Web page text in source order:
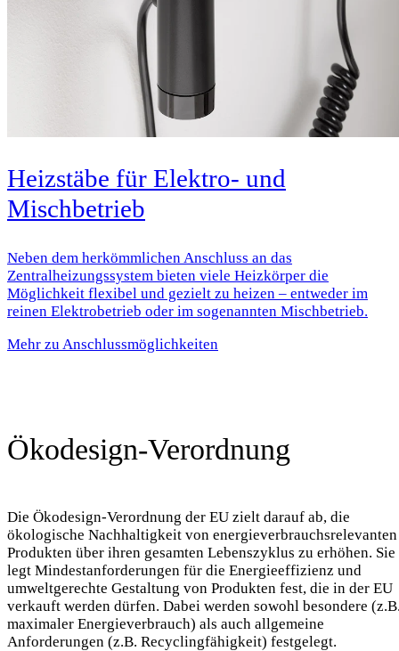
Heizstäbe für Elektro- und
Mischbetrieb
Neben dem herkömmlichen Anschluss an das
Zentralheizungssystem bieten viele Heizkörper die
Möglichkeit flexibel und gezielt zu heizen – entweder im
reinen Elektrobetrieb oder im sogenannten Mischbetrieb.
Mehr zu Anschlussmöglichkeiten
Ökodesign-Verordnung
Die Ökodesign-Verordnung der EU zielt darauf ab, die
ökologische Nachhaltigkeit von energieverbrauchsrelevanten
Produkten über ihren gesamten Lebenszyklus zu erhöhen. Sie
legt Mindestanforderungen für die Energieeffizienz und
umweltgerechte Gestaltung von Produkten fest, die in der EU
verkauft werden dürfen. Dabei werden sowohl besondere
maximaler Energieverbrauch) als auch allgemeine
Anforderungen (z.B. Recyclingfähigkeit) festgelegt.